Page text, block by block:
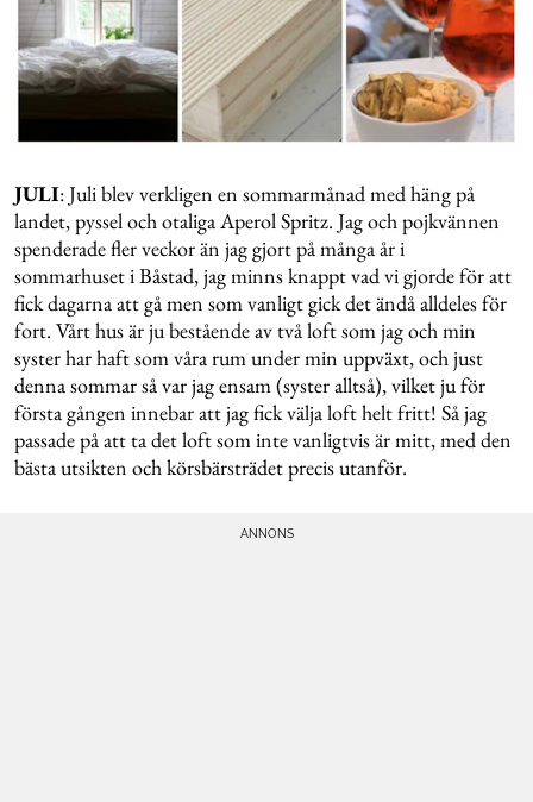
JULI: Juli blev verkligen en sommarmånad med häng på
landet, pyssel och otaliga Aperol Spritz. Jag och pojkvännen
spenderade fler veckor än jag gjort på många år i
sommarhuset i Båstad, jag minns knappt vad vi gjorde för att
fick dagarna att gå men som vanligt gick det ändå alldeles för
fort. Vårt hus är ju bestående av två loft som jag och min
syster har haft som våra rum under min uppväxt, och just
denna sommar så var jag ensam (syster alltså), vilket ju för
första gången innebar att jag fick välja loft helt fritt! Så jag
passade på att ta det loft som inte vanligtvis är mitt, med den
bästa utsikten och körsbärsträdet precis utanför.